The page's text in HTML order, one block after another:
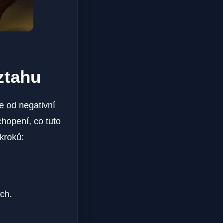
od negativní
co tuto